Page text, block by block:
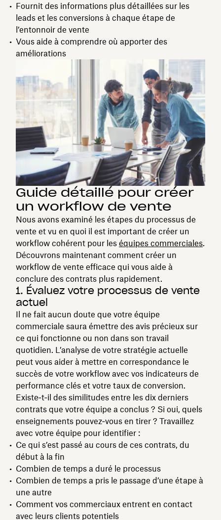
Fournit des informations plus détaillées sur les
leads et les conversions à chaque étape de
l’entonnoir de vente
Vous aide à comprendre où apporter des
améliorations
Guide détaillé pour créer
un workflow de vente
Nous avons examiné les étapes du processus de
vente et vu en quoi il est important de créer un
workflow cohérent pour les équipes commerciales.
Découvrons maintenant comment créer un
workflow de vente efficace qui vous aide à
conclure des contrats plus rapidement.
1. Évaluez votre processus de vente
actuel
Il ne fait aucun doute que votre équipe
commerciale saura émettre des avis précieux sur
ce qui fonctionne ou non dans son travail
quotidien. L’analyse de votre stratégie actuelle
peut vous aider à mettre en correspondance le
succès de votre workflow avec vos indicateurs de
performance clés et votre taux de conversion.
Existe‑t‑il des similitudes entre les dix derniers
contrats que votre équipe a conclus ? Si oui, quels
enseignements pouvez‑vous en tirer ? Travaillez
avec votre équipe pour identifier :
Ce qui s’est passé au cours de ces contrats, du
début à la fin
Combien de temps a duré le processus
Combien de temps a pris le passage d’une étape à
une autre
Comment vos commerciaux entrent en contact
avec leurs clients potentiels